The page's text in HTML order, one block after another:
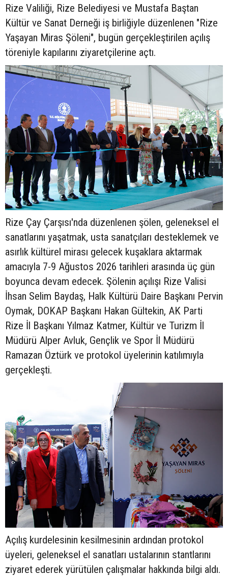
Rize Valiliği, Rize Belediyesi ve Mustafa Baştan
Kültür ve Sanat Derneği iş birliğiyle düzenlenen "Rize
Yaşayan Miras Şöleni", bugün gerçekleştirilen açılış
töreniyle kapılarını ziyaretçilerine açtı.
Rize Çay Çarşısı'nda düzenlenen şölen, geleneksel el
sanatlarını yaşatmak, usta sanatçıları desteklemek ve
asırlık kültürel mirası gelecek kuşaklara aktarmak
amacıyla 7-9 Ağustos 2026 tarihleri arasında üç gün
boyunca devam edecek. Şölenin açılışı Rize Valisi
İhsan Selim Baydaş, Halk Kültürü Daire Başkanı Pervin
Oymak, DOKAP Başkanı Hakan Gültekin, AK Parti
Rize İl Başkanı Yılmaz Katmer, Kültür ve Turizm İl
Müdürü Alper Avluk, Gençlik ve Spor İl Müdürü
Ramazan Öztürk ve protokol üyelerinin katılımıyla
gerçekleşti.
Açılış kurdelesinin kesilmesinin ardından protokol
üyeleri, geleneksel el sanatları ustalarının stantlarını
ziyaret ederek yürütülen çalışmalar hakkında bilgi aldı.